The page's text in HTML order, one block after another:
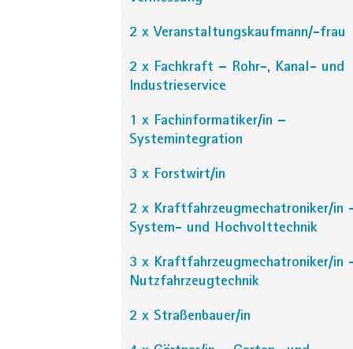
2 x Veranstaltungskaufmann/-frau
2 x Fachkraft – Rohr-, Kanal- und
Industrieservice
1 x Fachinformatiker/in –
Systemintegration
3 x Forstwirt/in
2 x Kraftfahrzeugmechatroniker/in
System- und Hochvolttechnik
3 x Kraftfahrzeugmechatroniker/in
Nutzfahrzeugtechnik
2 x Straßenbauer/in